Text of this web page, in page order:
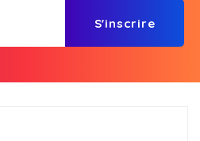
S'inscrire